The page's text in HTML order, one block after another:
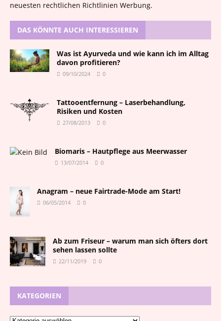
neuesten rechtlichen Richtlinien Werbung.
DAS KÖNNTE AUCH INTERESSIEREN
Was ist Ayurveda und wie kann ich im Alltag
davon profitieren?
09/10/2024 0
Tattooentfernung – Laserbehandlung,
Risiken und Kosten
27/08/2013 0
Biomaris – Hautpflege aus Meerwasser
13/07/2014 0
Anagram – neue Fairtrade-Mode am Start!
06/05/2014 0
Ab zum Friseur – warum man sich öfters dort
sehen lassen sollte
22/11/2019 0
KATEGORIEN